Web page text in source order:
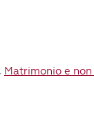
, Matrimonio e